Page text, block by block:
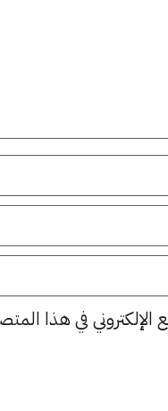
الإلكتروني في هذا